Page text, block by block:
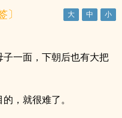
〕
一面，下朝后也有大把
，就很难了。